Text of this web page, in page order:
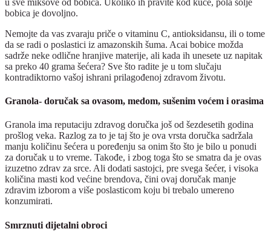
u sve miksove od bobica. Ukoliko ih pravite kod kuće, pola šolje
bobica je dovoljno.
Nemojte da vas zvaraju priče o vitaminu C, antioksidansu, ili o tome
da se radi o poslastici iz amazonskih šuma. Acai bobice možda
sadrže neke odlične hranjive materije, ali kada ih unesete uz napitak
sa preko 40 grama šećera? Sve što radite je u tom slučaju
kontradiktorno vašoj ishrani prilagođenoj zdravom životu.
Granola- doručak sa ovasom, medom, sušenim voćem i orasima
Granola ima reputaciju zdravog doručka još od šezdesetih godina
prošlog veka. Razlog za to je taj što je ova vrsta doručka sadržala
manju količinu šećera u poređenju sa onim što što je bilo u ponudi
za doručak u to vreme. Takođe, i zbog toga što se smatra da je ovas
izuzetno zdrav za srce. Ali dodati sastojci, pre svega šećer, i visoka
količina masti kod većine brendova, čini ovaj doručak manje
zdravim izborom a više poslasticom koju bi trebalo umereno
konzumirati.
Smrznuti dijetalni obroci